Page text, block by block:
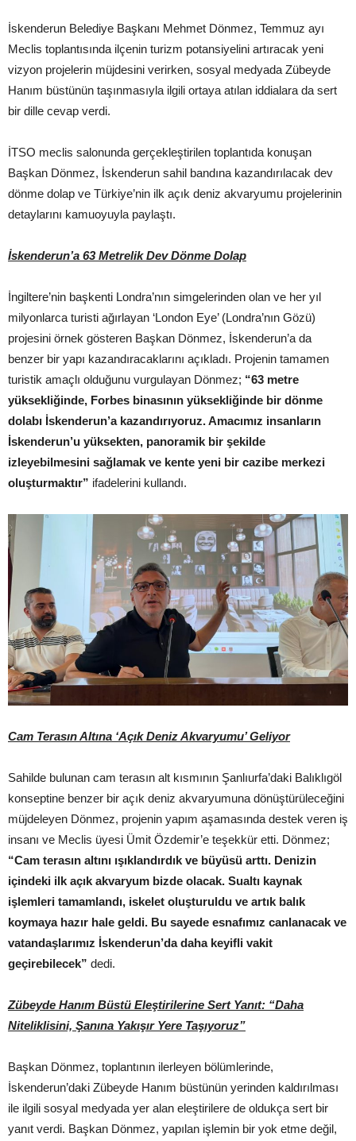
İskenderun Belediye Başkanı Mehmet Dönmez, Temmuz ayı
Meclis toplantısında ilçenin turizm potansiyelini artıracak yeni
vizyon projelerin müjdesini verirken, sosyal medyada Zübeyde
Hanım büstünün taşınmasıyla ilgili ortaya atılan iddialara da sert
bir dille cevap verdi.
İTSO meclis salonunda gerçekleştirilen toplantıda konuşan
Başkan Dönmez, İskenderun sahil bandına kazandırılacak dev
dönme dolap ve Türkiye’nin ilk açık deniz akvaryumu projelerinin
detaylarını kamuoyuyla paylaştı.
İskenderun’a 63 Metrelik Dev Dönme Dolap
İngiltere’nin başkenti Londra’nın simgelerinden olan ve her yıl
milyonlarca turisti ağırlayan ‘London Eye’ (Londra’nın Gözü)
projesini örnek gösteren Başkan Dönmez, İskenderun’a da
benzer bir yapı kazandıracaklarını açıkladı. Projenin tamamen
turistik amaçlı olduğunu vurgulayan Dönmez; “63 metre
yüksekliğinde, Forbes binasının yüksekliğinde bir dönme
dolabı İskenderun’a kazandırıyoruz. Amacımız insanların
İskenderun’u yüksekten, panoramik bir şekilde
izleyebilmesini sağlamak ve kente yeni bir cazibe merkezi
oluşturmaktır” ifadelerini kullandı.
Cam Terasın Altına ‘Açık Deniz Akvaryumu’ Geliyor
Sahilde bulunan cam terasın alt kısmının Şanlıurfa’daki Balıklıgöl
konseptine benzer bir açık deniz akvaryumuna dönüştürüleceğini
müjdeleyen Dönmez, projenin yapım aşamasında destek veren iş
insanı ve Meclis üyesi Ümit Özdemir’e teşekkür etti. Dönmez;
“Cam terasın altını ışıklandırdık ve büyüsü arttı. Denizin
içindeki ilk açık akvaryum bizde olacak. Sualtı kaynak
işlemleri tamamlandı, iskelet oluşturuldu ve artık balık
koymaya hazır hale geldi. Bu sayede esnafımız canlanacak ve
vatandaşlarımız İskenderun’da daha keyifli vakit
geçirebilecek” dedi.
Zübeyde Hanım Büstü Eleştirilerine Sert Yanıt: “Daha
Niteliklisini, Şanına Yakışır Yere Taşıyoruz”
Başkan Dönmez, toplantının ilerleyen bölümlerinde,
İskenderun’daki Zübeyde Hanım büstünün yerinden kaldırılması
ile ilgili sosyal medyada yer alan eleştirilere de oldukça sert bir
yanıt verdi. Başkan Dönmez, yapılan işlemin bir yok etme değil,